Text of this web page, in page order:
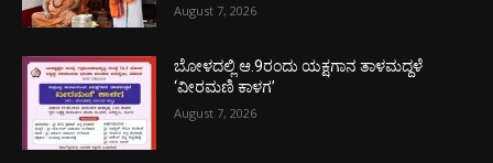
August 7, 2026
ಬೋಳದಲ್ಲಿ ಆ.9ರಂದು ಯಕ್ಷಗಾನ ತಾಳಮದ್ದಳೆ
‘ವೀರಮಣಿ ಕಾಳಗ’
August 7, 2026